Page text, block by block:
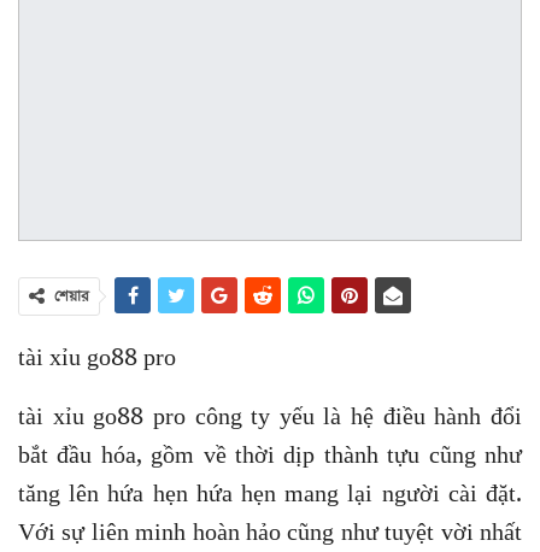
শেয়ার
tài xỉu go88 pro
tài xỉu go88 pro công ty yếu là hệ điều hành đổi
bắt đầu hóa, gồm về thời dịp thành tựu cũng như
tăng lên hứa hẹn hứa hẹn mang lại người cài đặt.
Với sự liên minh hoàn hảo cũng như tuyệt vời nhất